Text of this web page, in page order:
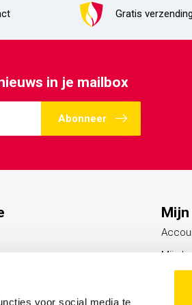
voor social media te
Gratis verzending
in je mailbox
Abonneer
Mijn